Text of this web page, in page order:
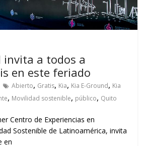
invita a todos a
en este feriado
Abierto, Gratis, Kia, Kia E-Ground, Kia
, Movilidad sostenible, público, Quito
Centro de Experiencias en
Sostenible de Latinoamérica, invita
en